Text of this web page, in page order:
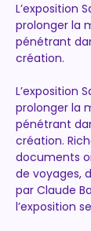
L’exposition
prolonger la
pénétrant
création.
L’exposition
prolonger la
pénétrant
création.
documents
de voyages,
par Claude
l’exposition